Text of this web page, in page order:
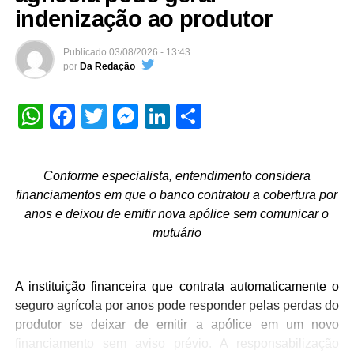
indenização ao produtor
Publicado 03/08/2026 - 13:43
por Da Redação
WhatsApp
Facebook
TwitterMessenger
LinkedIn
Conforme especialista, entendimento considera
financiamentos em que o banco contratou a cobertura por
anos e deixou de emitir nova apólice sem comunicar o
mutuário
A instituição financeira que contrata automaticamente o
seguro agrícola por anos pode responder pelas perdas do
produtor se deixar de emitir a apólice em um novo
financiamento sem aviso prévio. A responsabilização